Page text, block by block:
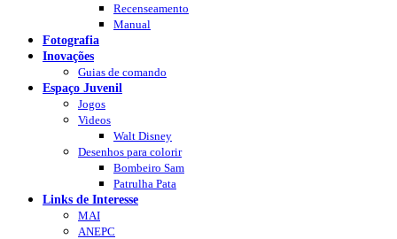
Recenseamento
Manual
Fotografia
Inovações
Guias de comando
Espaço Juvenil
Jogos
Videos
Walt Disney
Desenhos para colorir
Bombeiro Sam
Patrulha Pata
Links de Interesse
MAI
ANEPC